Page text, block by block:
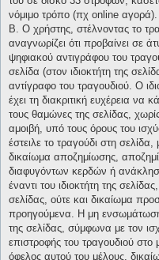
νόμιμο τρόπο (πχ online αγορά).
Β. Ο χρήστης, στέλνοντας το
αναγνωρίζει ότι προβαίνει σε
ψηφιακού αντιγράφου του
σελίδα (στον ιδιοκτήτη της
αντίγραφο του τραγουδιού. Ο
έχει τη διακριτική ευχέρεια να
τους θαμώνες της σελίδας,
αμοιβή, υπό τους όρους του
έστειλε το τραγούδι στη
δικαίωμα αποζημίωσης,
διαφυγόντων κερδών ή
έναντι του ιδιοκτήτη της
σελίδας, ούτε και δικαίωμα
προηγούμενα. Η μη
της σελίδας, σύμφωνα με τον
επιστροφής του τραγουδιού
όφελος αυτού του μέλους,